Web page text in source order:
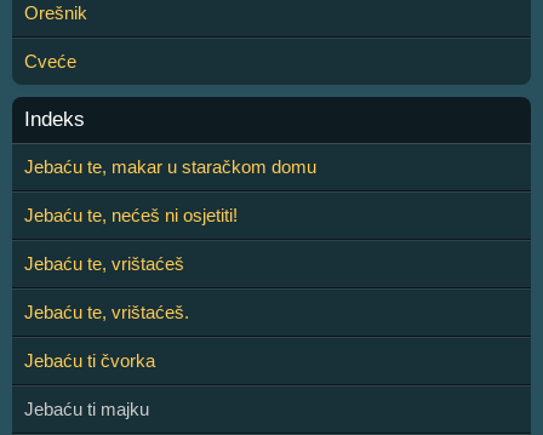
Orešnik
Cveće
Indeks
Jebaću te, makar u staračkom domu
Jebaću te, nećeš ni osjetiti!
Jebaću te, vrištaćeš
Jebaću te, vrištaćeš.
Jebaću ti čvorka
Jebaću ti majku